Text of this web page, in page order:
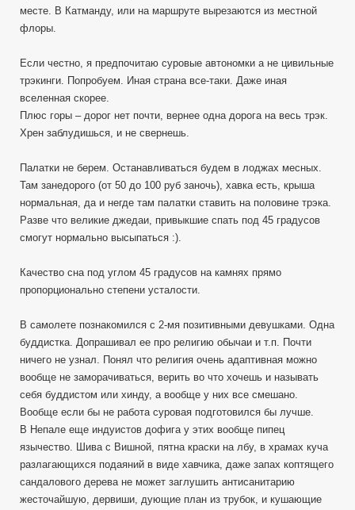
месте. В Катманду, или на маршруте вырезаются из местной
флоры.
Если честно, я предпочитаю суровые автономки а не цивильные
трэкинги. Попробуем. Иная страна все-таки. Даже иная
вселенная скорее.
Плюс горы – дорог нет почти, вернее одна дорога на весь трэк.
Хрен заблудишься, и не свернешь.
Палатки не берем. Останавливаться будем в лоджах месных.
Там занедорого (от 50 до 100 руб заночь), хавка есть, крыша
нормальная, да и негде там палатки ставить на половине трэка.
Разве что великие джедаи, привыкшие спать под 45 градусов
смогут нормально высыпаться :).
Качество сна под углом 45 градусов на камнях прямо
пропорционально степени усталости.
В самолете познакомился с 2-мя позитивными девушками. Одна
буддистка. Допрашивал ее про религию обычаи и т.п. Почти
ничего не узнал. Понял что религия очень адаптивная можно
вообще не заморачиваться, верить во что хочешь и называть
себя буддистом или хинду, а вообще у них все смешано.
Вообще если бы не работа суровая подготовился бы лучше.
В Непале еще индуистов дофига у этих вообще пипец
язычество. Шива с Вишной, пятна краски на лбу, в храмах куча
разлагающихся подаяний в виде хавчика, даже запах коптящего
сандалового дерева не может заглушить антисанитарию
жесточайшую, дервиши, дующие план из трубок, и кушающие